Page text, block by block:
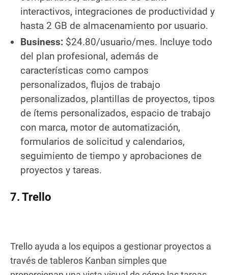
interactivos, integraciones de productividad y
hasta 2 GB de almacenamiento por usuario.
Business: $24.80/usuario/mes. Incluye todo
del plan profesional, además de
características como campos
personalizados, flujos de trabajo
personalizados, plantillas de proyectos, tipos
de ítems personalizados, espacio de trabajo
con marca, motor de automatización,
formularios de solicitud y calendarios,
seguimiento de tiempo y aprobaciones de
proyectos y tareas.
7. Trello
Trello ayuda a los equipos a gestionar proyectos a
través de tableros Kanban simples que